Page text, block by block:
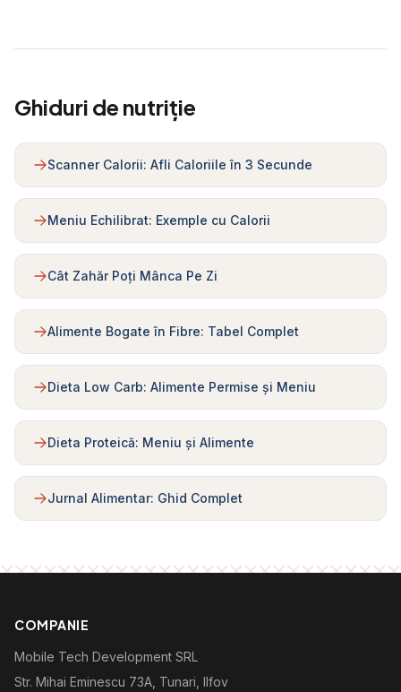
Ghiduri de nutriție
Scanner Calorii: Afli Caloriile în 3 Secunde
Meniu Echilibrat: Exemple cu Calorii
Cât Zahăr Poți Mânca Pe Zi
Alimente Bogate în Fibre: Tabel Complet
Dieta Low Carb: Alimente Permise și Meniu
Dieta Proteică: Meniu și Alimente
Jurnal Alimentar: Ghid Complet
COMPANIE
Mobile Tech Development SRL
Str. Mihai Eminescu 73A, Tunari, Ilfov